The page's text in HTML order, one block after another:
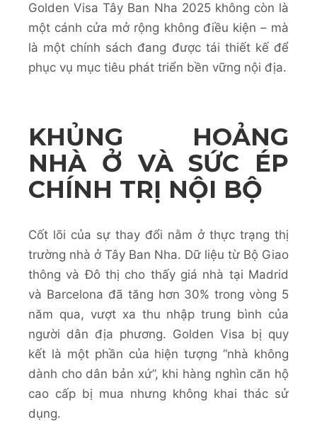
Golden Visa Tây Ban Nha 2025 không còn là
một cánh cửa mở rộng không điều kiện – mà
là một chính sách đang được tái thiết kế để
phục vụ mục tiêu phát triển bền vững nội địa.
KHỦNG HOẢNG
NHÀ Ở VÀ SỨC ÉP
CHÍNH TRỊ NỘI BỘ
Cốt lõi của sự thay đổi nằm ở thực trạng thị
trường nhà ở Tây Ban Nha. Dữ liệu từ Bộ Giao
thông và Đô thị cho thấy giá nhà tại Madrid
và Barcelona đã tăng hơn 30% trong vòng 5
năm qua, vượt xa thu nhập trung bình của
người dân địa phương. Golden Visa bị quy
kết là một phần của hiện tượng “nhà không
dành cho dân bản xứ”, khi hàng nghìn căn hộ
cao cấp bị mua nhưng không khai thác sử
dụng.